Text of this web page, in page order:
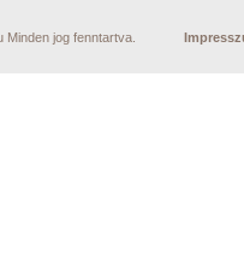
jog fenntartva.